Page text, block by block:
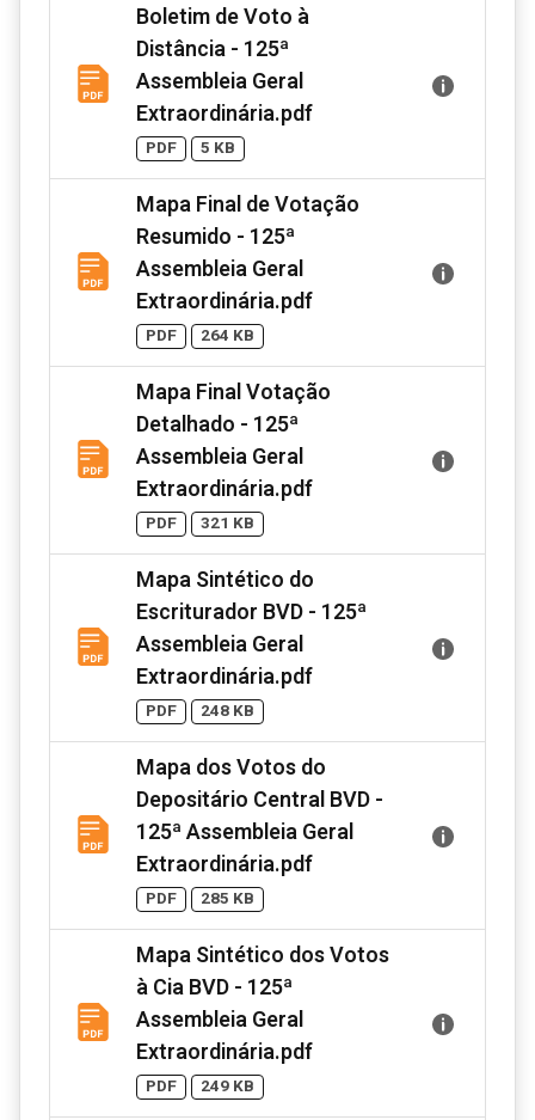
Boletim de Voto à
Distância - 125ª
Assembleia Geral
Extraordinária.pdf
PDF 5 KB
Mapa Final de Votação
Resumido - 125ª
Assembleia Geral
Extraordinária.pdf
PDF 264 KB
Mapa Final Votação
Detalhado - 125ª
Assembleia Geral
Extraordinária.pdf
PDF 321 KB
Mapa Sintético do
Escriturador BVD - 125ª
Assembleia Geral
Extraordinária.pdf
PDF 248 KB
Mapa dos Votos do
Depositário Central BVD -
125ª Assembleia Geral
Extraordinária.pdf
PDF 285 KB
Mapa Sintético dos Votos
à Cia BVD - 125ª
Assembleia Geral
Extraordinária.pdf
PDF 249 KB